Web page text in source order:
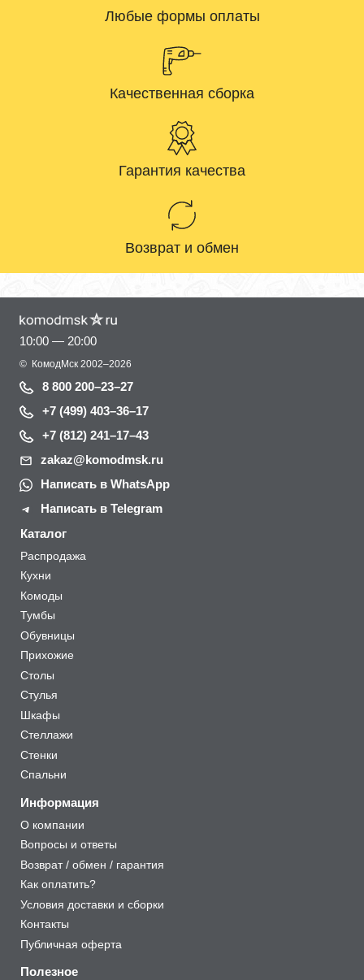
Любые формы оплаты
Качественная сборка
Гарантия качества
Возврат и обмен
10:00 — 20:00
© КомодМск 2002–2026
8 800 200–23–27
+7 (499) 403–36–17
+7 (812) 241–17–43
zakaz@komodmsk.ru
Написать в WhatsApp
Написать в Telegram
Каталог
Распродажа
Кухни
Комоды
Тумбы
Обувницы
Прихожие
Столы
Стулья
Шкафы
Стеллажи
Стенки
Спальни
Информация
О компании
Вопросы и ответы
Возврат / обмен / гарантия
Как оплатить?
Условия доставки и сборки
Контакты
Публичная оферта
Полезное